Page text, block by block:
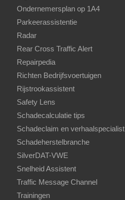
Ondernemersplan op 1A4
Parkeerassistentie
Radar
Rear Cross Traffic Alert
Repairpedia
Richten Bedrijfsvoertuigen
Rijstrookassistent
Safety Lens
Schadecalculatie tips
Schadeclaim en verhaalspecialist
Schadeherstelbranche
SilverDAT-VWE
Snelheid Assistent
Traffic Message Channel
Trainingen